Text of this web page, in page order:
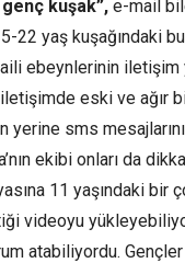
genç kuşak”, e-mail
22 yaş kuşağındaki
ebeynlerinin iletişim
eski ve ağır
yerine sms
ekibi onları da
11 yaşındaki bir
videoyu
atabiliyordu. Gençler